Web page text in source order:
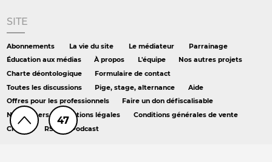
47
SITE
Abonnements La vie du site Le médiateur
Parrainage
Éducation aux médias
À propos L'équipe
Nos autres projets
Charte déontologique
Formulaire de contact
Toutes les discussions
Pige, stage, alternance
Aide
Offres pour les professionnels
Faire un don défiscalisable
Newsletters
Mentions légales
Conditions générales de vente
Crédits
RSS Podcast